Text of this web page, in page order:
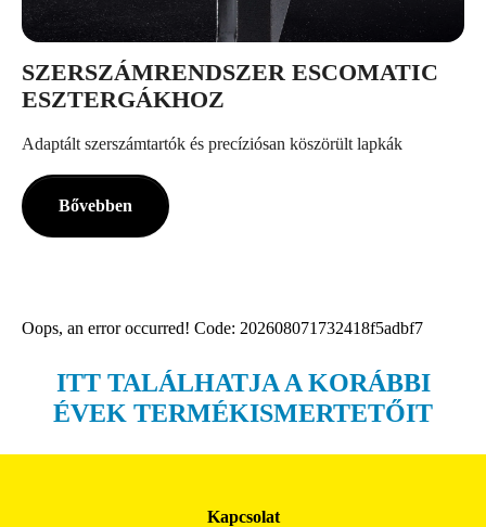
SZERSZÁMRENDSZER ESCOMATIC
ESZTERGÁKHOZ
Adaptált szerszámtartók és precíziósan köszörült lapkák
Bővebben
Oops, an error occurred! Code: 202608071732418f5adbf7
ITT TALÁLHATJA A KORÁBBI
ÉVEK TERMÉKISMERTETŐIT
Kapcsolat